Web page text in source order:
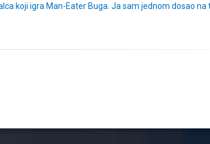
koji igra Man-Eater Buga. Ja sam jednom dosao na